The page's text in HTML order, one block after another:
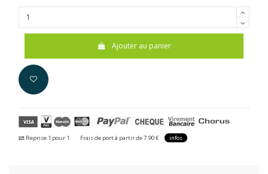
Ajouter au panier
Reprise 1 pour 1 Frais de port à partir de 7.90 € infos